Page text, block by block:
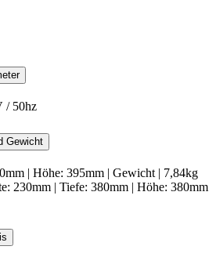
/ 50hz
Gewicht
| Höhe: 395mm | Gewicht | 7,84kg
230mm | Tiefe: 380mm | Höhe: 380mm